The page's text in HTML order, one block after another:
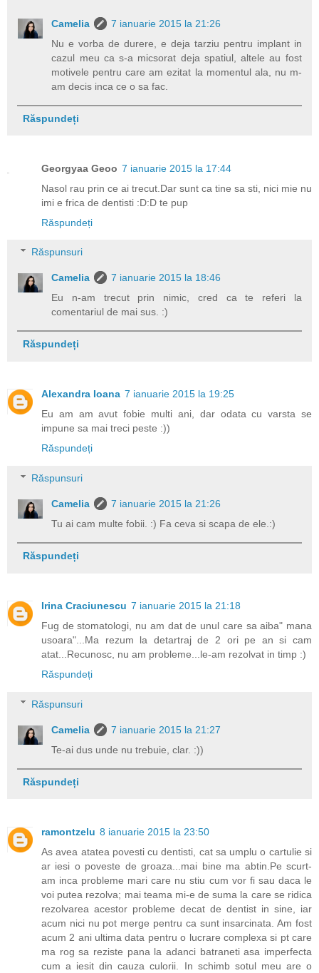
Camelia
7 ianuarie 2015 la 21:26
Nu e vorba de durere, e deja tarziu pentru implant in
cazul meu ca s-a micsorat deja spatiul, altele au fost
motivele pentru care am ezitat la momentul ala, nu m-
am decis inca ce o sa fac.
Răspundeți
Georgyaa Geoo 7 ianuarie 2015 la 17:44
Nasol rau prin ce ai trecut.Dar sunt ca tine sa sti, nici mie nu
imi e frica de dentisti :D:D te pup
Răspundeți
Răspunsuri
Camelia
7 ianuarie 2015 la 18:46
Eu n-am trecut prin nimic, cred ca te referi la
comentariul de mai sus. :)
Răspundeți
Alexandra Ioana 7 ianuarie 2015 la 19:25
Eu am am avut fobie multi ani, dar odata cu varsta se
impune sa mai treci peste :))
Răspundeți
Răspunsuri
Camelia
7 ianuarie 2015 la 21:26
Tu ai cam multe fobii. :) Fa ceva si scapa de ele.:)
Răspundeți
Irina Craciunescu 7 ianuarie 2015 la 21:18
Fug de stomatologi, nu am dat de unul care sa aiba" mana
usoara"...Ma rezum la detartraj de 2 ori pe an si cam
atat...Recunosc, nu am probleme...le-am rezolvat in timp :)
Răspundeți
Răspunsuri
Camelia
7 ianuarie 2015 la 21:27
Te-ai dus unde nu trebuie, clar. :))
Răspundeți
ramontzelu 8 ianuarie 2015 la 23:50
As avea atatea povesti cu dentisti, cat sa umplu o cartulie si
ar iesi o poveste de groaza...mai bine ma abtin.Pe scurt-
am inca probleme mari care nu stiu cum vor fi sau daca le
voi putea rezolva; mai teama mi-e de suma la care se ridica
rezolvarea acestor probleme decat de dentist in sine, iar
acum nici nu pot merge pentru ca sunt insarcinata. Am fost
acum 2 ani ultima data pentru o lucrare complexa si pt care
ma rog sa reziste pana la adanci batraneti asa imperfecta
cum a iesit din cauza culorii. In schimb sotul meu are o